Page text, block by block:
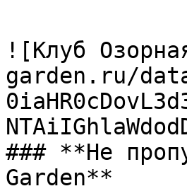
![Клуб
garden.ru/
### **Не
Garden**